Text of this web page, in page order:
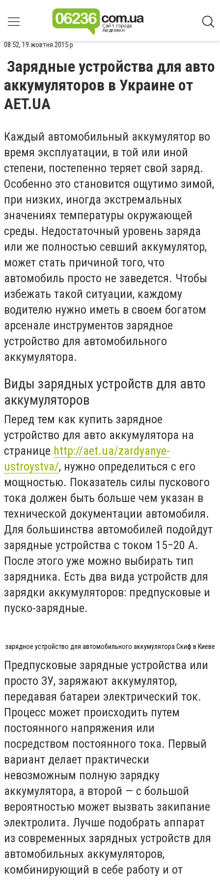
08:52, 19 жовтня 2015 р.
Зарядные устройства для авто
аккумуляторов в Украине от
AET.UA
Каждый автомобильный аккумулятор во
время эксплуатации, в той или иной
степени, постепенно теряет свой заряд.
Особенно это становится ощутимо зимой,
при низких, иногда экстремальных
значениях температуры окружающей
среды. Недостаточный уровень заряда
или же полностью севший аккумулятор,
может стать причиной того, что
автомобиль просто не заведется. Чтобы
избежать такой ситуации, каждому
водителю нужно иметь в своем богатом
арсенале инструментов зарядное
устройство для автомобильного
аккумулятора.
Виды зарядных устройств для авто
аккумуляторов
Перед тем как купить зарядное
устройство для авто аккумулятора на
странице http://aet.ua/zardyanye-
ustroystva/, нужно определиться с его
мощностью. Показатель силы пускового
тока должен быть больше чем указан в
технической документации автомобиля.
Для большинства автомобилей подойдут
зарядные устройства с током 15−20 А.
После этого уже можно выбирать тип
зарядника. Есть два вида устройств для
зарядки аккумуляторов: предпусковые и
пуско-зарядные.
зарядное устройство для автомобильного аккумулятора Скиф в Киеве
Предпусковые зарядные устройства или
просто ЗУ, заряжают аккумулятор,
передавая батареи электрический ток.
Процесс может происходить путем
постоянного напряжения или
посредством постоянного тока. Первый
вариант делает практически
невозможным полную зарядку
аккумулятора, а второй — с большой
вероятностью может вызвать закипание
электролита. Лучше подобрать аппарат
из современных зарядных устройств для
автомобильных аккумуляторов,
комбинирующий в себе работу и от